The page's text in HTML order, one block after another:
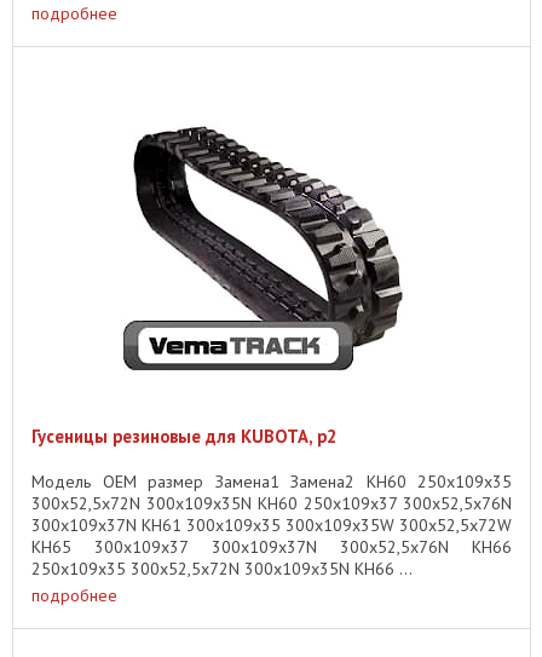
подробнее
Гусеницы резиновые для KUBOTA, p2
Модель OEM размер Замена1 Замена2 KH60 250x109x35
300x52,5x72N 300x109x35N KH60 250x109x37 300x52,5x76N
300x109x37N KH61 300x109x35 300x109x35W 300x52,5x72W
KH65 300x109x37 300x109x37N 300x52,5x76N KH66
250x109x35 300x52,5x72N 300x109x35N KH66 ...
подробнее